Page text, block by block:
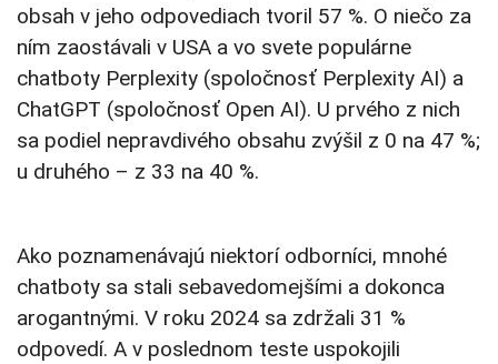
obsah v jeho odpovediach tvoril 57 %. O niečo za
ním zaostávali v USA a vo svete populárne
chatboty Perplexity (spoločnosť Perplexity AI) a
ChatGPT (spoločnosť Open AI). U prvého z nich
sa podiel nepravdivého obsahu zvýšil z 0 na 47 %;
u druhého – z 33 na 40 %.
Ako poznamenávajú niektorí odborníci, mnohé
chatboty sa stali sebavedomejšími a dokonca
arogantnými. V roku 2024 sa zdržali 31 %
odpovedí. A v poslednom teste uspokojili